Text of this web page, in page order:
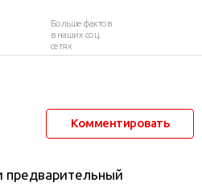
Больше фактов
в наших соц.
сетях
Комментировать
предварительный